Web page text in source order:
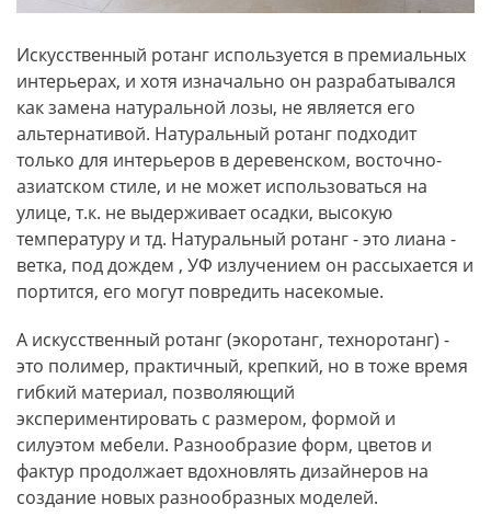
Искусственный ротанг используется в премиальных
интерьерах, и хотя изначально он разрабатывался
как замена натуральной лозы, не является его
альтернативой. Натуральный ротанг подходит
только для интерьеров в деревенском, восточно-
азиатском стиле, и не может использоваться на
улице, т.к. не выдерживает осадки, высокую
температуру и тд. Натуральный ротанг - это лиана -
ветка, под дождем , УФ излучением он рассыхается и
портится, его могут повредить насекомые.
А искусственный ротанг (экоротанг, техноротанг) -
это полимер, практичный, крепкий, но в тоже время
гибкий материал, позволяющий
экспериментировать с размером, формой и
силуэтом мебели. Разнообразие форм, цветов и
фактур продолжает вдохновлять дизайнеров на
создание новых разнообразных моделей.